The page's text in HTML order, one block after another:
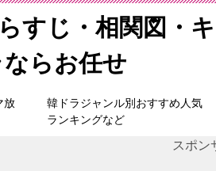
すじ・相関図・キ
らお任せ
放
韓ドラジャンル別おすすめ人気
ランキングなど
スポン